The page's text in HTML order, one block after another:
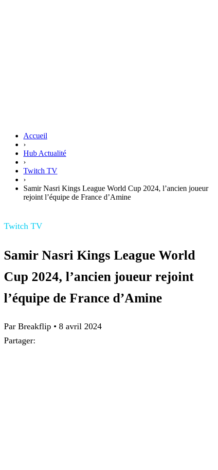
Accueil
›
Hub Actualité
›
Twitch TV
›
Samir Nasri Kings League World Cup 2024, l’ancien joueur
rejoint l’équipe de France d’Amine
Twitch TV
Samir Nasri Kings League World
Cup 2024, l’ancien joueur rejoint
l’équipe de France d’Amine
Par Breakflip • 8 avril 2024
Partager: